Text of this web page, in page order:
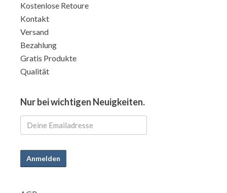
Kostenlose Retoure
Kontakt
Versand
Bezahlung
Gratis Produkte
Qualität
Nur bei wichtigen Neuigkeiten.
Anmelden